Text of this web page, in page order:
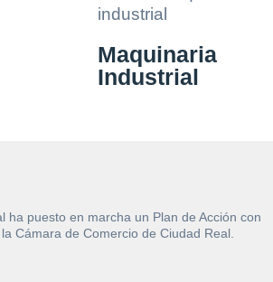
Maquinaria
Industrial
puesto en marcha un Plan de Acción con
Cámara de Comercio de Ciudad Real.